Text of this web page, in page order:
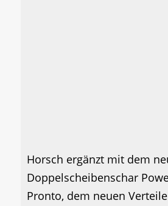
Horsch ergänzt mit dem
Doppelscheibenschar
Pronto, dem neuen